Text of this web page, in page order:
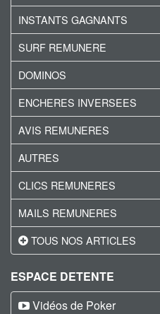
INSTANTS GAGNANTS
SURF REMUNERE
DOMINOS
ENCHERES INVERSEES
AVIS REMUNERES
AUTRES
CLICS REMUNERES
MAILS REMUNERES
TOUS NOS ARTICLES
ESPACE DETENTE
Vidéos de Poker